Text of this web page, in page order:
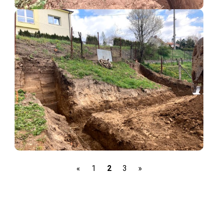
« 1 2(current)
3 »